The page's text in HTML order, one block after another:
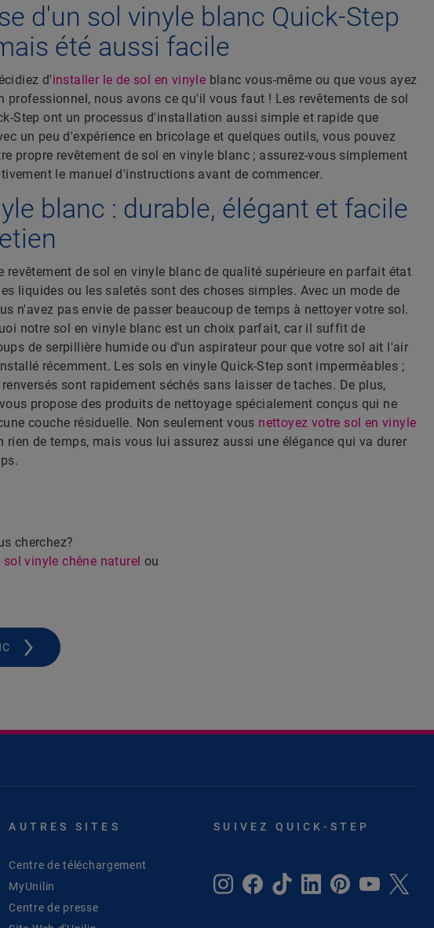
d'un sol vinyle blanc Quick-Step
été aussi facile
d'installer le de sol en vinyle blanc vous-même ou que vous ayez
professionnel, nous avons ce qu'il vous faut ! Les revêtements de sol
Step ont un processus d'installation aussi simple et rapide que
un peu d'expérience en bricolage et quelques outils, vous pouvez
propre revêtement de sol en vinyle blanc ; assurez-vous simplement
le manuel d'instructions avant de commencer.
blanc : durable, élégant et facile
revêtement de sol en vinyle blanc de qualité supérieure en parfait état
liquides ou les saletés sont des choses simples. Avec un mode de
n'avez pas envie de passer beaucoup de temps à nettoyer votre sol.
notre sol en vinyle blanc est un choix parfait, car il suffit de
de serpillière humide ou d'un aspirateur pour que votre sol ait l'air
récemment. Les sols en vinyle Quick-Step sont imperméables ;
sont rapidement séchés sans laisser de taches. De plus,
propose des produits de nettoyage spécialement conçus qui ne
couche résiduelle. Non seulement vous nettoyez votre sol en vinyle
rien de temps, mais vous lui assurez aussi une élégance qui va durer
cherchez?
sol vinyle chêne naturel ou
AUTRES SITES
Centre de téléchargement
MyUnilin
Centre de presse
SUIVEZ QUICK-STEP